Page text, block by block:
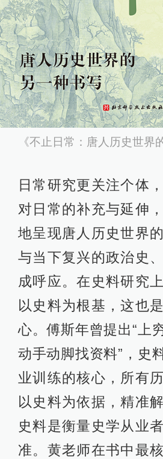
《不止日常：唐人历史世界
日常研究更关注个体
对日常的补充与延伸
地呈现唐人历史世界
与当下复兴的政治史
成呼应。在史料研究
以史料为根基，这也
心。傅斯年曾提出“上
动手动脚找资料”，史
业训练的核心，所有
以史料为依据，精准
史料是衡量史学从业
准。黄老师在书中最